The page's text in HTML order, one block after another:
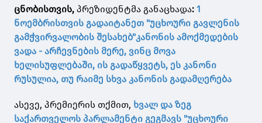
ცნობისთვის, პრეზიდენტმა განაცხადა: 1
ნოემბრისთვის გადაიტანეთ "უცხოური გავლენის
გამჭვირვალობის შესახებ"კანონის ამოქმედების
ვადა - არჩევნების მერე, ვინც მოვა
ხელისუფლებაში, ის გადაწყვეტს, ეს კანონი
რუსულია, თუ რაიმე სხვა კანონის გადამღერება
ასევე, პრემიერის თქმით, ხვალ და ზეგ
საქართველოს პარლამენტი გეგმავს "უცხოური